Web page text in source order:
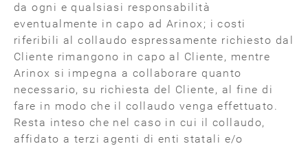
da ogni e qualsiasi responsabilità
eventualmente in capo ad Arinox; i costi
riferibili al collaudo espressamente richiesto dal
Cliente rimangono in capo al Cliente, mentre
Arinox si impegna a collaborare quanto
necessario, su richiesta del Cliente, al fine di
fare in modo che il collaudo venga effettuato.
Resta inteso che nel caso in cui il collaudo,
affidato a terzi agenti di enti statali e/o